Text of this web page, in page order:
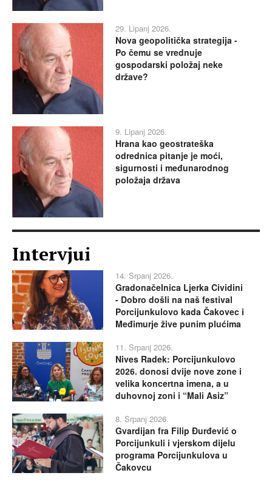
29. Lipanj 2026.
Nova geopolitička strategija -
Po čemu se vrednuje
gospodarski položaj neke
države?
9. Lipanj 2026.
Hrana kao geostrateška
odrednica pitanje je moći,
sigurnosti i međunarodnog
položaja država
Intervjui
14. Srpanj 2026.
Gradonačelnica Ljerka Cividini
- Dobro došli na naš festival
Porcijunkulovo kada Čakovec i
Međimurje žive punim plućima
11. Srpanj 2026.
Nives Radek: Porcijunkulovo
2026. donosi dvije nove zone i
velika koncertna imena, a u
duhovnoj zoni i “Mali Asiz”
8. Srpanj 2026.
Gvardijan fra Filip Đurđević o
Porcijunkuli i vjerskom dijelu
programa Porcijunkulova u
Čakovcu